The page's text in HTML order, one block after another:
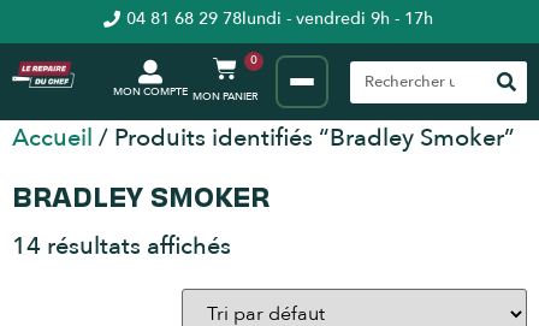
04 81 68 29 78lundi - vendredi 9h - 17h
MON COMPTE
0
Accueil / Produits identifiés “Bradley Smoker”
BRADLEY SMOKER
14 résultats affichés